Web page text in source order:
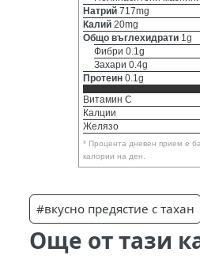
Натрий 717mg
Калий 20mg
Общо въглехидрати 1g
Фибри 0.1g
Захари 0.4g
Протеин 0.1g
Витамин C
Калции
Желязо
* Процента дневен прием е
калории на ден.
#вкусно предястие с тахан
Още от тази